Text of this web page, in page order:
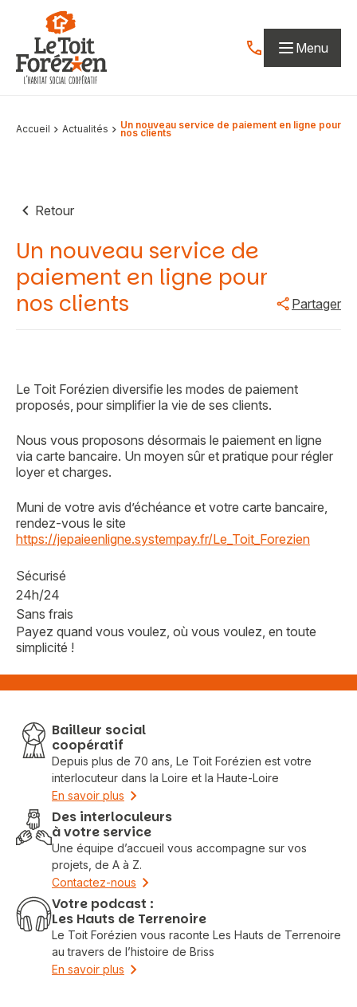
Aller au contenu
Contactez-nous
Menu
Vous recherchez&nbsp;:
Accueil Actualités Un nouveau service de paiement en ligne pour
nos clients
Retour
Un nouveau service de
paiement en ligne pour
nos clients
Partager
Le Toit Forézien diversifie les modes de paiement
proposés, pour simplifier la vie de ses clients.
Nous vous proposons désormais le paiement en ligne
via carte bancaire. Un moyen sûr et pratique pour régler
loyer et charges.
Muni de votre avis d’échéance et votre carte bancaire,
rendez-vous le site
https://jepaieenligne.systempay.fr/Le_Toit_Forezien
Sécurisé
24h/24
Sans frais
Payez quand vous voulez, où vous voulez, en toute
simplicité !
Bailleur social
coopératif
Depuis plus de 70 ans, Le Toit Forézien est votre
interlocuteur dans la Loire et la Haute-Loire
En savoir plus
Des interloculeurs
à votre service
Une équipe d’accueil vous accompagne sur vos
projets, de A à Z.
Contactez-nous
Votre podcast :
Les Hauts de Terrenoire
Le Toit Forézien vous raconte Les Hauts de Terrenoire
au travers de l’histoire de Briss
En savoir plus